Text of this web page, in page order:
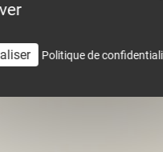
météo
Politique de